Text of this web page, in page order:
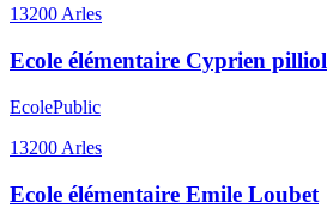
13200Arles
Ecole élémentaire Cyprien pilliol
EcolePublic
13200 Arles
Ecole élémentaire Emile Loubet